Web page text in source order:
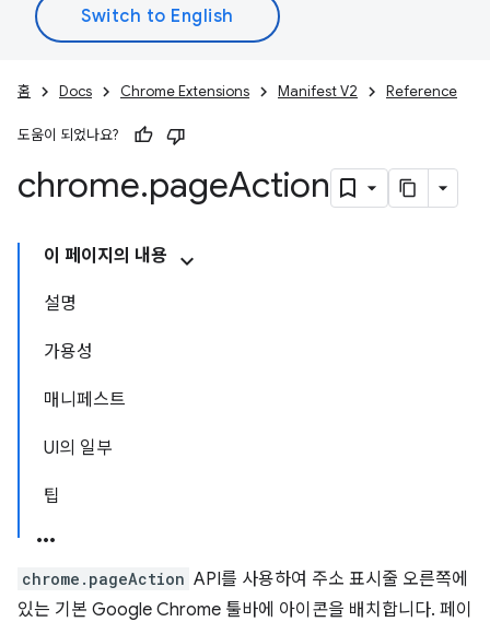
홈 Docs Chrome Extensions Manifest V2 Reference
도움이 되었나요?
chrome.pageAction
이 페이지의 내용
설명
가용성
매니페스트
UI의 일부
팁
chrome.pageAction API를 사용하여 주소 표시줄 오른쪽에
있는 기본 Google Chrome 툴바에 아이콘을 배치합니다. 페이